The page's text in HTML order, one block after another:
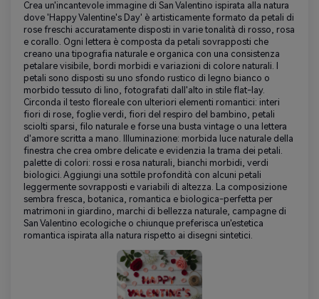
Crea un'incantevole immagine di San Valentino ispirata alla natura
dove 'Happy Valentine's Day' è artisticamente formato da petali di
rose freschi accuratamente disposti in varie tonalità di rosso, rosa
e corallo. Ogni lettera è composta da petali sovrapposti che
creano una tipografia naturale e organica con una consistenza
petalare visibile, bordi morbidi e variazioni di colore naturali. I
petali sono disposti su uno sfondo rustico di legno bianco o
morbido tessuto di lino, fotografati dall'alto in stile flat-lay.
Circonda il testo floreale con ulteriori elementi romantici: interi
fiori di rose, foglie verdi, fiori del respiro del bambino, petali
sciolti sparsi, filo naturale e forse una busta vintage o una lettera
d'amore scritta a mano. Illuminazione: morbida luce naturale della
finestra che crea ombre delicate e evidenzia la trama dei petali.
palette di colori: rossi e rosa naturali, bianchi morbidi, verdi
biologici. Aggiungi una sottile profondità con alcuni petali
leggermente sovrapposti e variabili di altezza. La composizione
sembra fresca, botanica, romantica e biologica-perfetta per
matrimoni in giardino, marchi di bellezza naturale, campagne di
San Valentino ecologiche o chiunque preferisca un'estetica
romantica ispirata alla natura rispetto ai disegni sintetici.